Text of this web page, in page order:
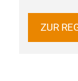
ZUR